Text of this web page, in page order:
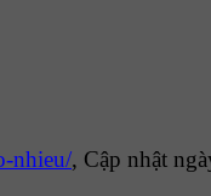
nhieu/, Cập nhật